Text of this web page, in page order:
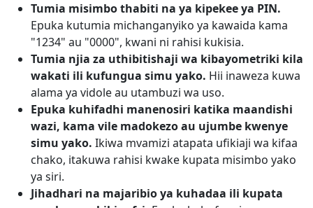
Tumia misimbo thabiti na ya kipekee ya PIN.
Epuka kutumia michanganyiko ya kawaida kama
"1234" au "0000", kwani ni rahisi kukisia.
Tumia njia za uthibitishaji wa kibayometriki kila
wakati ili kufungua simu yako. Hii inaweza kuwa
alama ya vidole au utambuzi wa uso.
Epuka kuhifadhi manenosiri katika maandishi
wazi, kama vile madokezo au ujumbe kwenye
simu yako. Ikiwa mvamizi atapata ufikiaji wa kifaa
chako, itakuwa rahisi kwake kupata misimbo yako
ya siri.
Jihadhari na majaribio ya kuhadaa ili kupata